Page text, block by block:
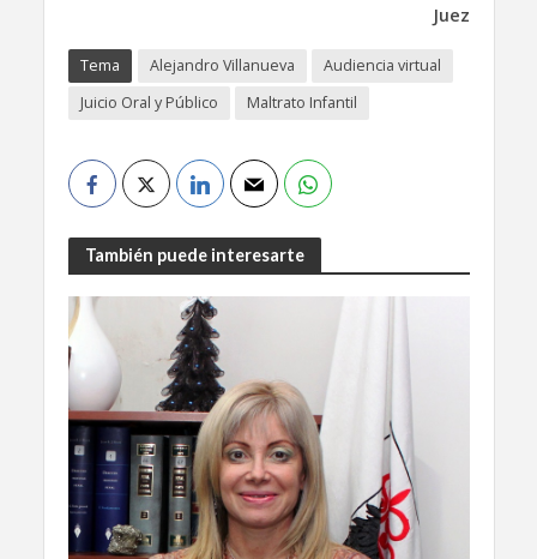
Juez
Tema Alejandro Villanueva
Audiencia virtual
Juicio Oral y Público
Maltrato Infantil
También puede interesarte